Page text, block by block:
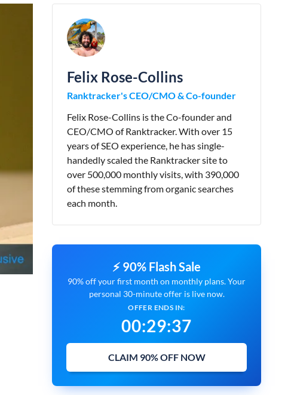
Felix Rose-Collins
Ranktracker's CEO/CMO & Co-founder
Felix Rose-Collins is the Co-founder and
CEO/CMO of Ranktracker. With over 15
years of SEO experience, he has single-
handedly scaled the Ranktracker site to
over 500,000 monthly visits, with 390,000
of these stemming from organic searches
each month.
⚡ 90% Flash Sale
90% off your first month on monthly plans. Your
personal 30-minute offer is live now.
OFFER ENDS IN:
00:29:36
CLAIM 90% OFF NOW